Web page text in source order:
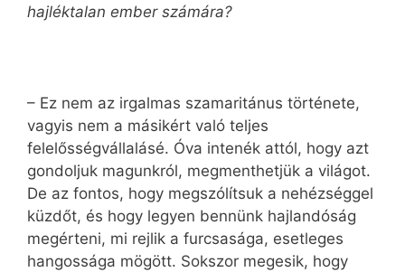
hajléktalan ember számára?
– Ez nem az irgalmas szamaritánus története,
vagyis nem a másikért való teljes
felelősségvállalásé. Óva intenék attól, hogy azt
gondoljuk magunkról, megmenthetjük a világot.
De az fontos, hogy megszólítsuk a nehézséggel
küzdőt, és hogy legyen bennünk hajlandóság
megérteni, mi rejlik a furcsasága, esetleges
hangossága mögött. Sokszor megesik, hogy